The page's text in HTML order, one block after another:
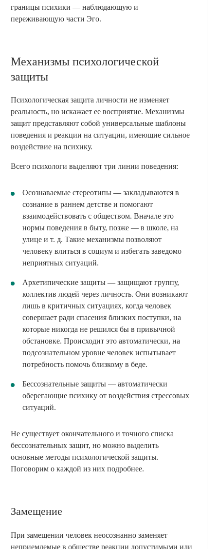
границы психики — наблюдающую и
переживающую части Эго.
Механизмы психологической
защиты
Психологическая защита личности не изменяет
реальность, но искажает ее восприятие. Механизмы
защит представляют собой универсальные шаблоны
поведения и реакции на ситуации, имеющие сильное
воздействие на психику.
Всего психологи выделяют три линии поведения:
Осознаваемые стереотипы — закладываются в
сознание в раннем детстве и помогают
взаимодействовать с обществом. Вначале это
нормы поведения в быту, позже — в школе, на
улице и т. д. Такие механизмы позволяют
человеку влиться в социум и избегать заведомо
неприятных ситуаций.
Архетипические защиты — защищают группу,
коллектив людей через личность. Они возникают
лишь в критичных ситуациях, когда человек
совершает ради спасения близких поступки, на
которые никогда не решился бы в привычной
обстановке. Происходит это автоматически, на
подсознательном уровне человек испытывает
потребность помочь близкому в беде.
Бессознательные защиты — автоматически
оберегающие психику от воздействия стрессовых
ситуаций.
Не существует окончательного и точного списка
бессознательных защит, но можно выделить
основные методы психологической защиты.
Поговорим о каждой из них подробнее.
Замещение
При замещении человек неосознанно заменяет
неприемлемые в обществе реакции допустимыми или